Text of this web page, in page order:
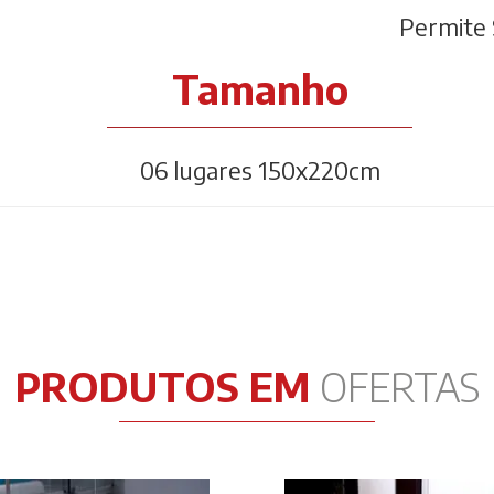
Permite
Tamanho
06 lugares 150x220cm
PRODUTOS EM OFERTAS